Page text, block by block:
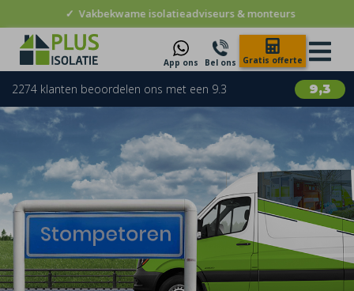
✓ Vakbekwame isolatieadviseurs & monteurs
App ons Bel ons Gratis offerte
9,3
2274 klanten beoordelen ons met een 9.3